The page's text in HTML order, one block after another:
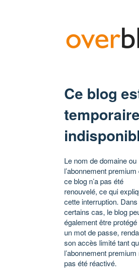
Ce blog
Le nom de domaine ou
l’abonnement premium
ce blog n’a pas été
renouvelé, ce qui
cette interruption. Dans
certains cas, le blog
également être protégé
un mot de passe,
son accès limité tant
l’abonnement premium
pas été réactivé.